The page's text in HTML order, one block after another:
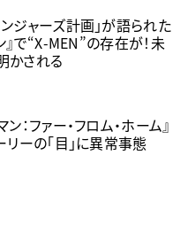
ジャーズ計画」が語られた
』で“X-MEN”の存在が！未
かされる
ン：ファー・フロム・ホーム』
リーの「目」に異常事態